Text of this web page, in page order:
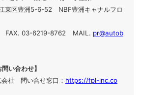
東区豊洲5-6-52 NBF豊洲キャナルフロ
FAX. 03-6219-8762 MAIL. pr@autob
い合わせ】
社 問い合せ窓口： https://fpl-inc.co